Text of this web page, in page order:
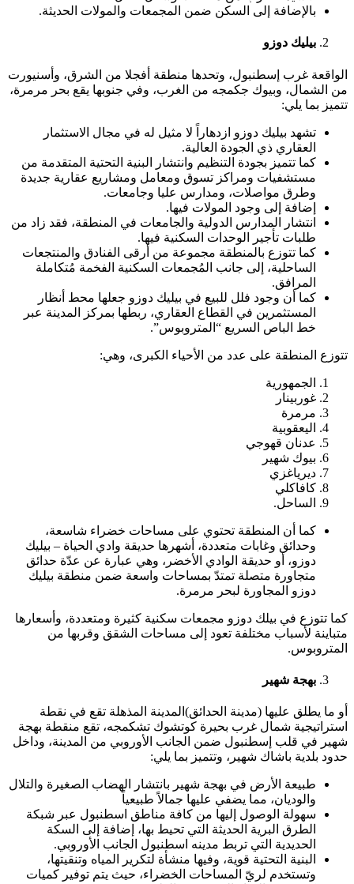
بالإضافة إلى السكن ضمن المجمعات والمولات الحديثة.
بيليك دوزو
الواقعة غرب إسطنبول، وتحدها منطقة أفجلا من الشرق، وأسنيورت
من الشمال، وبيوك جكمجه من الغرب، وفي جنوبها يقع بحر مرمرة،
تتميز بما يلي:
تشهد بيليك دوزو ازدهاراً لا مثيل له في مجال الاستثمار
العقاري ذي الجودة العالية.
كما تتميز بجودة التنظيم وانتشار البنية التحتية المتقدمة من
مستشفيات ومراكز تسوق ومعامل ومشاريع عقارية جديدة
وطرق مواصلات، ومدارس عليا وجامعات.
إضافة إلى وجود المولات فيها.
انتشار المدارس الدولية والجامعات في المنطقة، فقد زاد من
طلبات تأجير الوحدات السكنية فيها.
كما تتوزع بالمنطقة مجموعة من أرقى الفنادق والمنتجعات
الساحلية، إلى جانب المُجمعات السكنية الفخمة مُتكاملة
المرافق.
كما أن وجود فلل للبيع في بيليك دوزو جعلها محط أنظار
المستثمرين في القطاع العقاري، ربطها بمركز المدينة عبر
خط الباص السريع “المتروبوس”.
تتوزع المنطقة على عدد من الأحياء الكبرى، وهي:
الجمهورية
غوربينار
مرمرة
اليعقوبية
عدنان قهوجي
بيوك شهير
ديرياغزي
كافاكلي
الساحل.
كما أن المنطقة تحتوي على مساحات خضراء شاسعة،
وحدائق وغابات متعددة، أشهرها حديقة وادي الحياة – بيليك
دوزو، أو حديقة الوادي الأخضر، وهي عبارة عن عدّة حدائق
متجاورة متصلة تمتدّ بمساحات واسعة ضمن منطقة بيليك
دوزو المجاورة لبحر مرمرة.
كما تتوزع في بيلك دوزو مجمعات سكنية كثيرة ومتعددة، وأسعارها
متباينة لأسباب مختلفة تعود إلى مساحات الشقق وقربها من
المتروبوس.
بهجة شهير
أو ما يطلق عليها (مدينة الحدائق)المدينة المذهلة تقع في نقطة
استراتيجية شمال غرب بحيرة كوتشوك تشكمجه، تقع منقطة بهجة
شهير في قلب إسطنبول ضمن الجانب الأوروبي من المدينة، وداخل
حدود بلدية باشاك شهير، وتتميز بما يلي:
طبيعة الأرض في بهجة شهير بانتشار الهضاب الصغيرة والتلال
والوديان، مما يضفي عليها جمالاً طبيعياً
سهولة الوصول إليها من كافة مناطق اسطنبول عبر شبكة
الطرق البرية الحديثة التي تحيط بها، إضافة إلى السكة
الحديدية التي تربط مدينه اسطنبول الجانب الأوروبي.
البنية التحتية قوية، وفيها منشأة لتكرير المياه وتنقيتها،
وتستخدم لريّ المساحات الخضراء، حيث يتم توفير كميات